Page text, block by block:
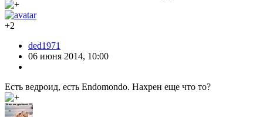
+2
ded1971
06 июня 2014, 10:00
Есть ведроид, есть Endomondo. Нахрен еще что то?